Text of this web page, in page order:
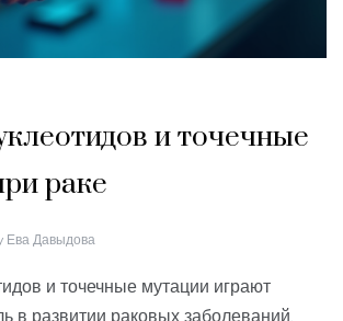
и точечные
раке
Ева Давыдова
и точечные мутации играют
в развитии раковых заболеваний.